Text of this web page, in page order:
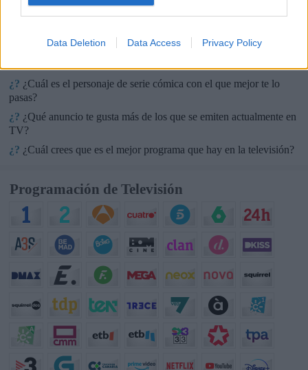
Data Deletion Data Access Privacy Policy
Para ti, ¿cuál es la mejor serie de TV que se emite en España?
¿? ¿Cuál es el personaje de serie cómica con el que mejor te lo
pasas?
¿? ¿Qué anuncio te gusta más de los que se emiten actualmente en
TV?
¿? ¿Cuál crees que es el mejor programa que hay en la televisión?
Programación de Televisión